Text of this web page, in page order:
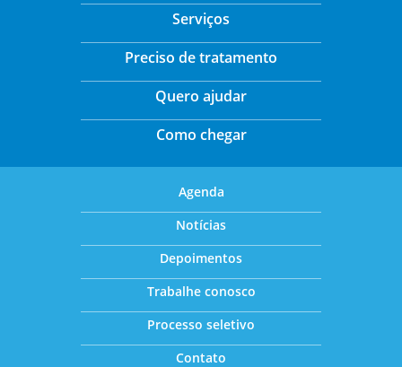
Serviços
Preciso de tratamento
Quero ajudar
Como chegar
Agenda
Notícias
Depoimentos
Trabalhe conosco
Processo seletivo
Contato